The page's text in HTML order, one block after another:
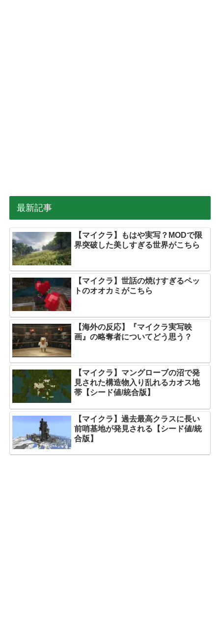
最新記事
【マイクラ】もはや実写？MODで限
界突破した美しすぎる世界がこちら
【マイクラ】世話の焼けすぎるペッ
トのオオカミがこちら
【海外の反応】『マイクラ実写映
画』の略奪者についてどう思う？
【マイクラ】マングローブの沼で発
見された構造物入り乱れるカオス地
帯【シード値/統合版】
【マイクラ】過去最高クラスに長い
前哨基地が発見される【シード値/統
合版】